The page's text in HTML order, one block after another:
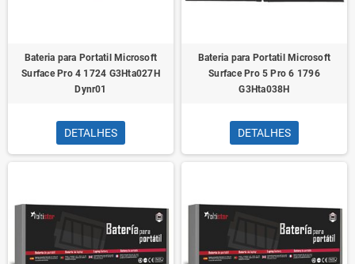
Bateria para Portatil Microsoft
Surface Pro 4 1724 G3Hta027H
Dynr01
DETALHES
Bateria para Portatil Microsoft
Surface Pro 5 Pro 6 1796
G3Hta038H
DETALHES